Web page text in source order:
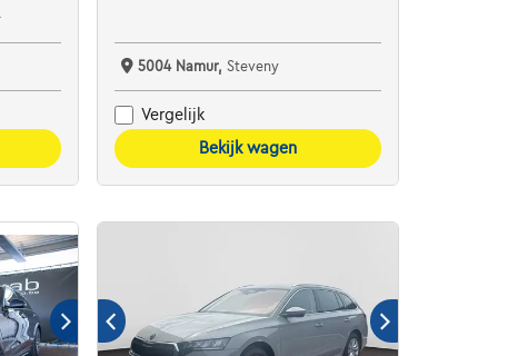
5004 Namur,Steveny
Vergelijk
Bekijk wagen